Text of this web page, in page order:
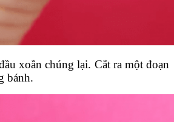
xoắn chúng lại. Cắt ra một đoạn
bánh.